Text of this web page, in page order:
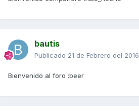
bautis
Publicado 21 de Febrero del 2016
Bienvenido al foro :beer